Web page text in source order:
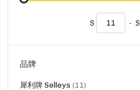
$ - $
品牌
犀利牌 Selleys 11貨